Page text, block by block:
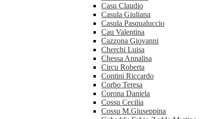
Casu Claudio
Casula Giuliana
Casula Pasqualuccio
Cau Valentina
Cazzona Giovanni
Cherchi Luisa
Chessa Annalisa
Circu Roberta
Contini Riccardo
Corbo Teresa
Corona Daniela
Cossu Cecilia
Cossu M.Giuseppina